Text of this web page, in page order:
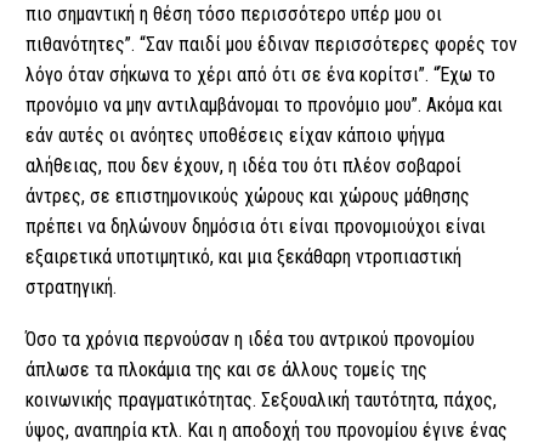
πιο σημαντική η θέση τόσο περισσότερο υπέρ μου οι
πιθανότητες”. “Σαν παιδί μου έδιναν περισσότερες φορές τον
λόγο όταν σήκωνα το χέρι από ότι σε ένα κορίτσι”. “Έχω το
προνόμιο να μην αντιλαμβάνομαι το προνόμιο μου”. Ακόμα και
εάν αυτές οι ανόητες υποθέσεις είχαν κάποιο ψήγμα
αλήθειας, που δεν έχουν, η ιδέα του ότι πλέον σοβαροί
άντρες, σε επιστημονικούς χώρους και χώρους μάθησης
πρέπει να δηλώνουν δημόσια ότι είναι προνομιούχοι είναι
εξαιρετικά υποτιμητικό, και μια ξεκάθαρη ντροπιαστική
στρατηγική.
Όσο τα χρόνια περνούσαν η ιδέα του αντρικού προνομίου
άπλωσε τα πλοκάμια της και σε άλλους τομείς της
κοινωνικής πραγματικότητας. Σεξουαλική ταυτότητα, πάχος,
ύψος, αναπηρία κτλ. Και η αποδοχή του προνομίου έγινε ένας